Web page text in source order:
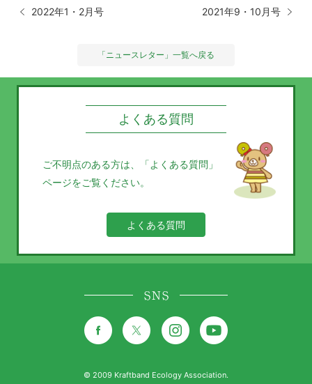
2022年1・2月号 2021年9・10月号
「ニュースレター」一覧へ戻る
よくある質問
ご不明点のある方は、
「よくある質問」
ページをご覧ください。
よくある質問
SNS
© 2009 Kraftband Ecology Association.